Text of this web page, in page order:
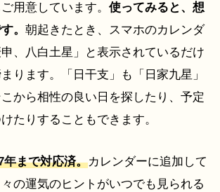
用意しています。 使ってみると、想
。 朝起きたとき、スマホのカレンダ
、八白土星」と表示されているだけ
ります。「日干支」も「日家九星」
から相性の良い日を探したり、予定
たりすることもできます。
年まで対応済。カレンダーに追加して
の運気のヒントがいつでも見られる